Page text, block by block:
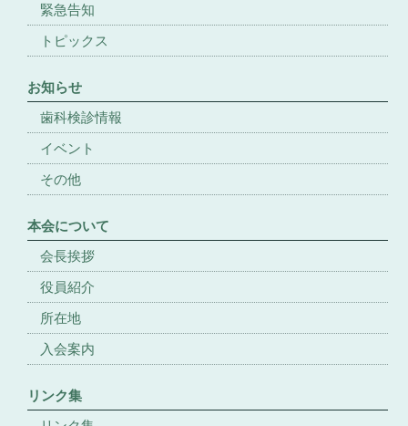
緊急告知
トピックス
お知らせ
歯科検診情報
イベント
その他
本会について
会長挨拶
役員紹介
所在地
入会案内
リンク集